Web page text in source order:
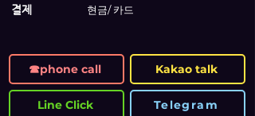
​결제 현금/ 카드
☎phone call Kakao talk
Line Click Telegram